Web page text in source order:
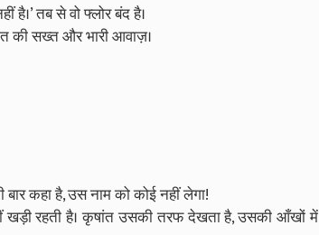
है।’ तब से वो फ्लोर बंद है।
सख्त और भारी आवाज़।
कहा है, उस नाम को कोई नहीं लेगा!
खड़ी रहती है। कृषांत उसकी तरफ देखता है, उसकी आँखों में